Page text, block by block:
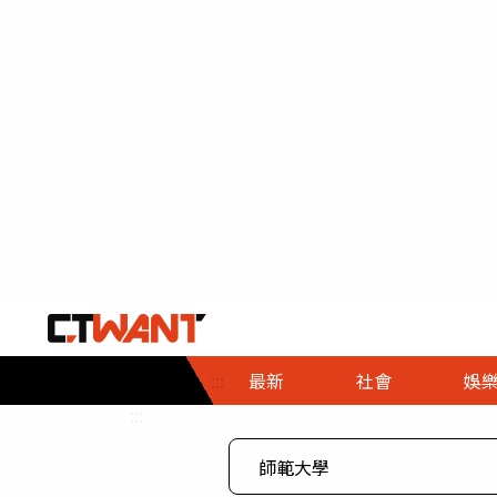
::: 最新 社會
社會首頁
時事
娛樂
娛樂首頁
即時
專題
財經首頁
熱線
３Ｃ
政